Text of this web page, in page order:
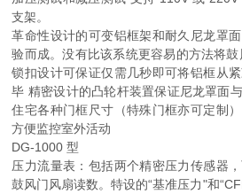
支架。
革命性设计的可变铝框架和耐久尼龙罩
验而成。没有比该系统更容易的方法将
锁扣设计可保证仅需几秒即可将铝框从
毕 精密设计的凸轮杆装置保证尼龙罩面
住宅各种门框尺寸（特殊门框亦可定制
方便监控室外活动
DG-1000 型
压力流量表：包括两个精密压力传感器
鼓风门风扇读数。特设的“基准压力"和